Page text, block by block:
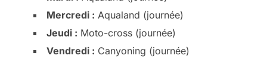
Mercredi : Aqualand (journée)
Jeudi : Moto-cross (journée)
Vendredi : Canyoning (journée)